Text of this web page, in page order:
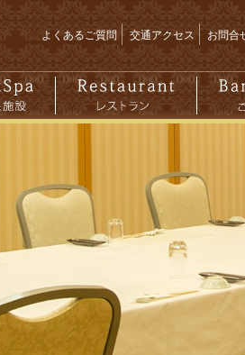
よくあるご質問 交通アクセス お問合